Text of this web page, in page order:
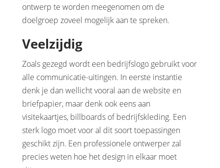
ontwerp te worden meegenomen om de
doelgroep zoveel mogelijk aan te spreken.
Veelzijdig
Zoals gezegd wordt een bedrijfslogo gebruikt voor
alle communicatie-uitingen. In eerste instantie
denk je dan wellicht vooral aan de website en
briefpapier, maar denk ook eens aan
visitekaartjes, billboards of bedrijfskleding. Een
sterk logo moet voor al dit soort toepassingen
geschikt zijn. Een professionele ontwerper zal
precies weten hoe het design in elkaar moet